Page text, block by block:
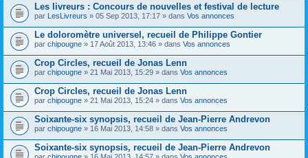
Les livreurs : Concours de nouvelles et festival de lecture
par LesLivreurs » 05 Sep 2013, 17:17 » dans Vos annonces
Le doloromètre universel, recueil de Philippe Gontier
par chipougne » 17 Août 2013, 13:46 » dans Vos annonces
Crop Circles, recueil de Jonas Lenn
par chipougne » 21 Mai 2013, 15:29 » dans Vos annonces
Crop Circles, recueil de Jonas Lenn
par chipougne » 21 Mai 2013, 15:24 » dans Vos annonces
Soixante-six synopsis, recueil de Jean-Pierre Andrevon
par chipougne » 16 Mai 2013, 14:58 » dans Vos annonces
Soixante-six synopsis, recueil de Jean-Pierre Andrevon
par chipougne » 16 Mai 2013, 14:57 » dans Vos annonces